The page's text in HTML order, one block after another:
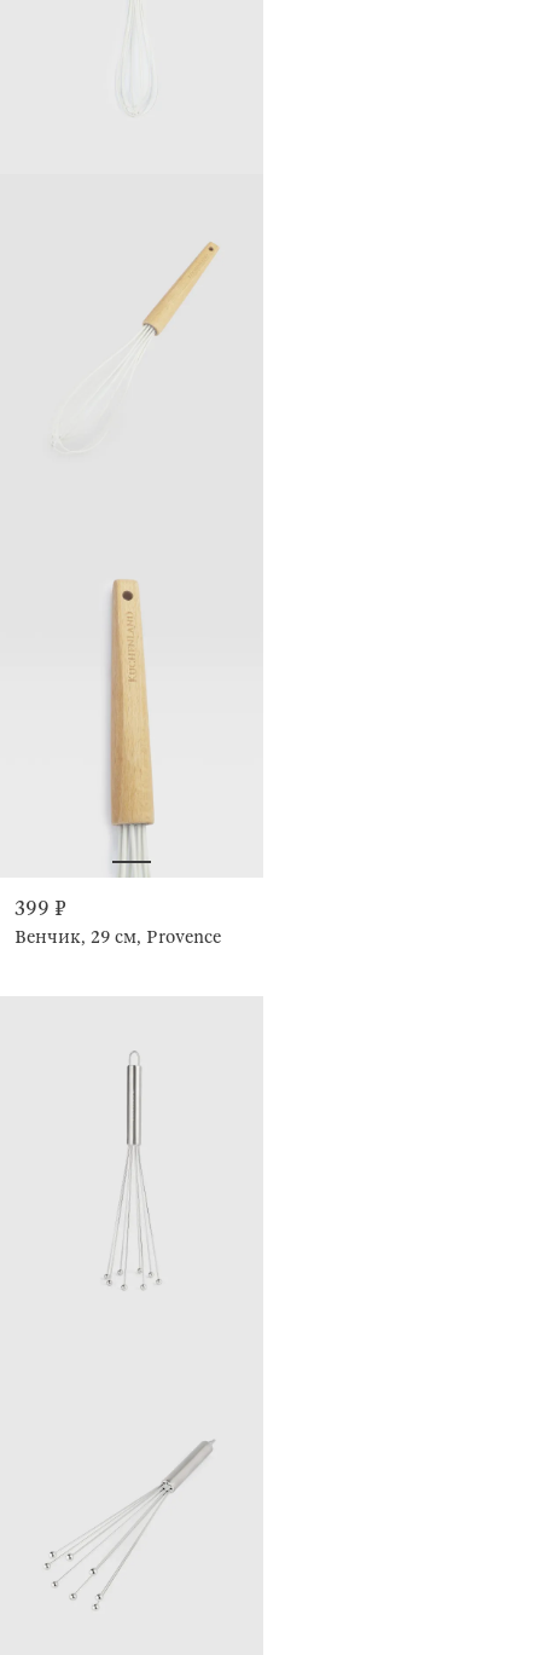
399 ₽
Венчик, 29 см, Provence